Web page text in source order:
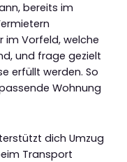
bereits im
im Vorfeld, welche
und frage gezielt
erfüllt werden. So
Wohnung
dich Umzug
Transport